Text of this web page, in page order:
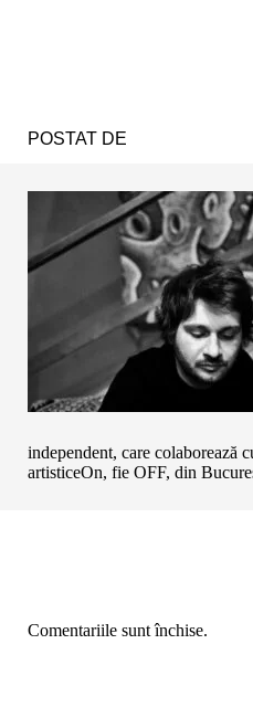
POSTAT DE
independent, care colaborează
artisticeOn, fie OFF, din
Comentariile sunt închise.